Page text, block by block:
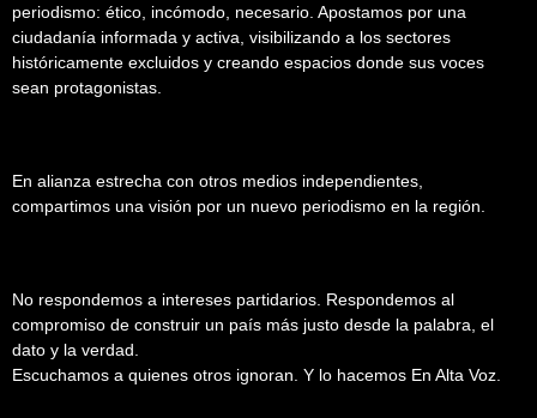
periodismo: ético, incómodo, necesario. Apostamos por una
ciudadanía informada y activa, visibilizando a los sectores
históricamente excluidos y creando espacios donde sus voces
sean protagonistas.
En alianza estrecha con otros medios independientes,
compartimos una visión por un nuevo periodismo en la región.
No respondemos a intereses partidarios. Respondemos al
compromiso de construir un país más justo desde la palabra, el
dato y la verdad.
Escuchamos a quienes otros ignoran. Y lo hacemos En Alta Voz.